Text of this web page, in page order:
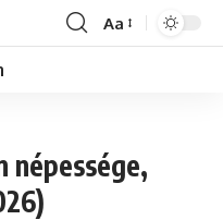
Font
Aa
népessége,